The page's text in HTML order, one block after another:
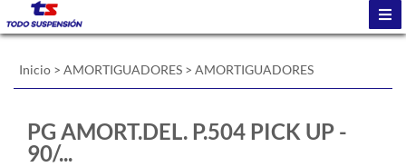
Inicio > AMORTIGUADORES > AMORTIGUADORES
PG AMORT.DEL. P.504 PICK UP -
90/...